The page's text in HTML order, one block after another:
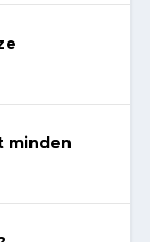
minden